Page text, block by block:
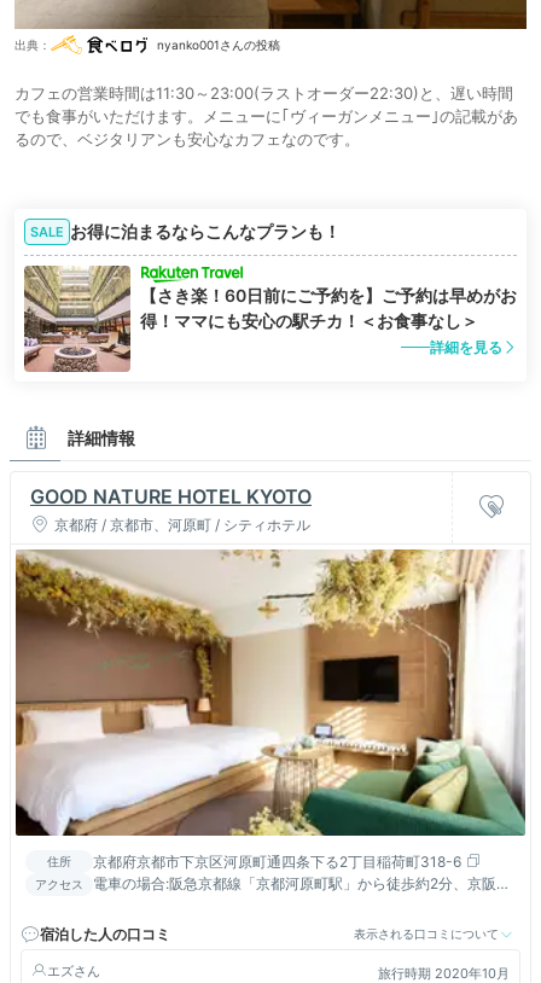
出典： nyanko001さんの投稿
カフェの営業時間は11:30～23:00(ラストオーダー22:30)と、遅い時間
でも食事がいただけます。メニューに｢ヴィーガンメニュー｣の記載があ
るので、ベジタリアンも安心なカフェなのです。
SALE お得に泊まるならこんなプランも！
【さき楽！60日前にご予約を】ご予約は早めがお
得！ママにも安心の駅チカ！＜お食事なし＞
詳細を見る
詳細情報
GOOD NATURE HOTEL KYOTO
京都府 / 京都市、河原町 / シティホテル
住所 京都府京都市下京区河原町通四条下る2丁目稲荷町318-6
アクセス
電車の場合:阪急京都線「京都河原町駅」から徒歩約2分、京阪本
または「京都東IC」より約30分
宿泊した人の口コミ 表示される口コミについて
エズ 旅行時期 2020年10月